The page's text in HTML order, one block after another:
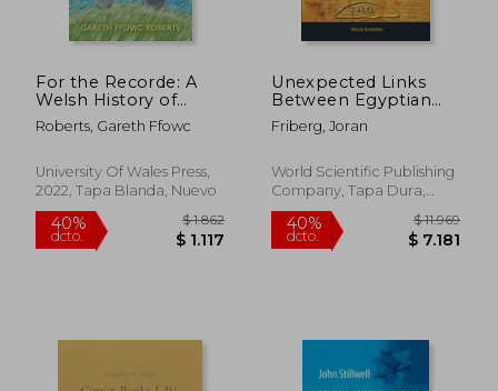
40%
dcto.
For the Recorde: A
Welsh History of
Mathematical Greats
(en Inglés)
Roberts, Gareth Ffowc
University Of Wales Press,
2022, Tapa Blanda, Nuevo
Unexpected Links
Between Egyptian
and Babylonian
Mathematics (en
Friberg, Joran
World Scientific Publishing
Company, Tapa Dura,
Nuevo